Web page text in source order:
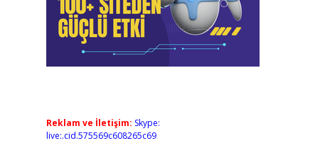
Reklam ve İletişim: Skype:
live:.cid.575569c608265c69